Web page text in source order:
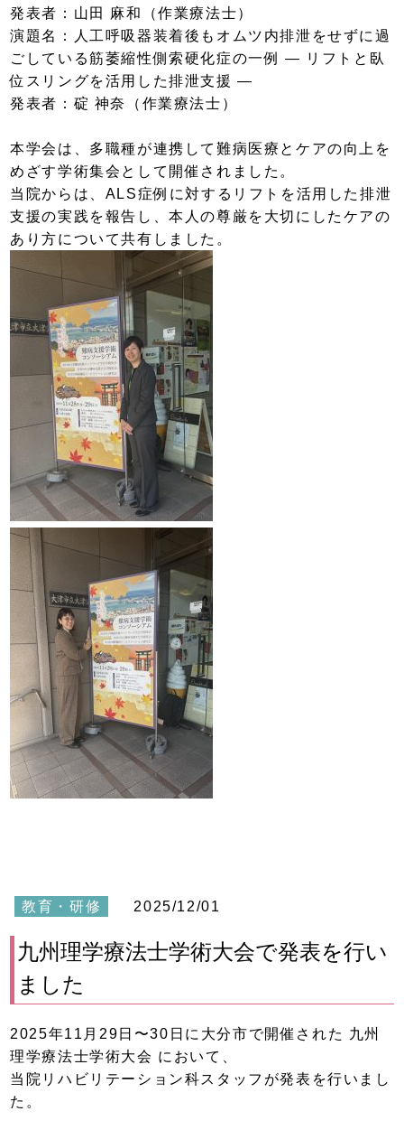
発表者：山田 麻和（作業療法士）
演題名：人工呼吸器装着後もオムツ内排泄をせずに過
ごしている筋萎縮性側索硬化症の一例 ― リフトと臥
位スリングを活用した排泄支援 ―
発表者：碇 神奈（作業療法士）
本学会は、多職種が連携して難病医療とケアの向上を
めざす学術集会として開催されました。
当院からは、ALS症例に対するリフトを活用した排泄
支援の実践を報告し、本人の尊厳を大切にしたケアの
あり方について共有しました。
教育・研修 2025/12/01
九州理学療法士学術大会で発表を行い
ました
2025年11月29日〜30日に大分市で開催された 九州
理学療法士学術大会 において、
当院リハビリテーション科スタッフが発表を行いまし
た。